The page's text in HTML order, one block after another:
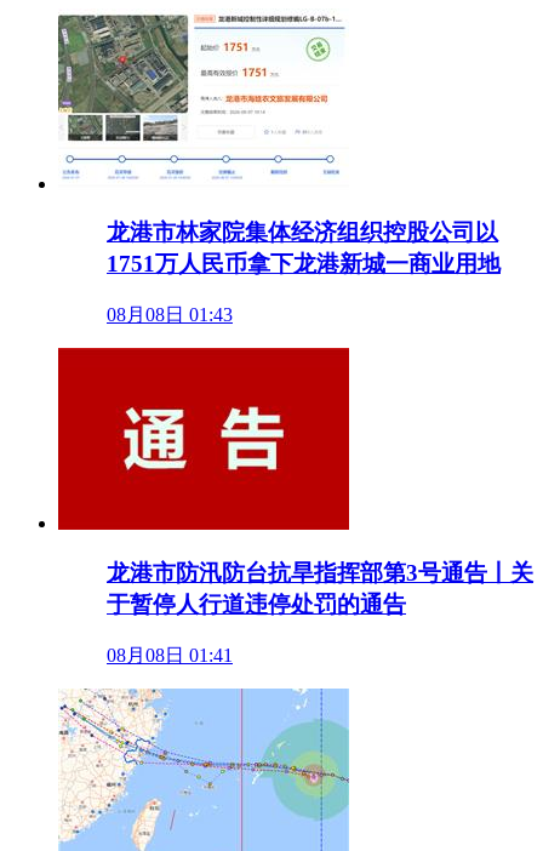
龙港市林家院集体经济组织控股公司以
1751万人民币拿下龙港新城一商业用地
08月08日 01:43
龙港市防汛防台抗旱指挥部第3号通告丨关
于暂停人行道违停处罚的通告
08月08日 01:41